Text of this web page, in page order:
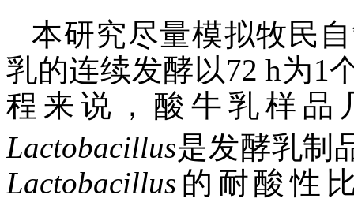
本研究尽量模拟牧民
乳的连续发酵以72 h为1
程来说，酸牛乳样品
Lactobacillus是发酵乳制
Lactobacillus 的耐酸性